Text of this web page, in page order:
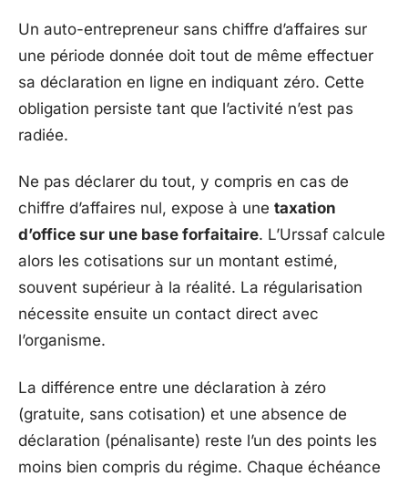
Un auto-entrepreneur sans chiffre d’affaires sur
une période donnée doit tout de même effectuer
sa déclaration en ligne en indiquant zéro. Cette
obligation persiste tant que l’activité n’est pas
radiée.
Ne pas déclarer du tout, y compris en cas de
chiffre d’affaires nul, expose à une taxation
d’office sur une base forfaitaire. L’Urssaf calcule
alors les cotisations sur un montant estimé,
souvent supérieur à la réalité. La régularisation
nécessite ensuite un contact direct avec
l’organisme.
La différence entre une déclaration à zéro
(gratuite, sans cotisation) et une absence de
déclaration (pénalisante) reste l’un des points les
moins bien compris du régime. Chaque échéance